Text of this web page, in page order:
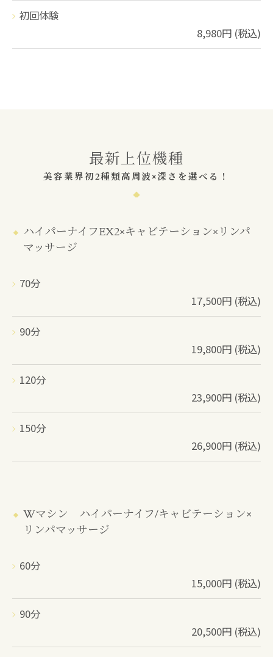
初回体験
8,980円 (税込)
最新上位機種
美容業界初2種類高周波×深さを選べる！
ハイパーナイフEX2×キャビテーション×リンパ
マッサージ
70分
17,500円 (税込)
90分
19,800円 (税込)
120分
23,900円 (税込)
150分
26,900円 (税込)
Wマシン ハイパーナイフ/キャビテーション×
リンパマッサージ
60分
15,000円 (税込)
90分
20,500円 (税込)